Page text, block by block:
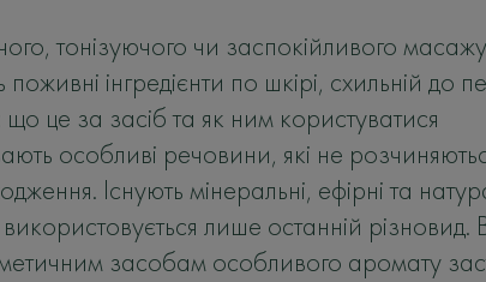
тонізуючого чи заспокійливого
поживні інгредієнти по шкірі, схильній до
що це за засіб та як ним користуватися
особливі речовини, які не
Існують мінеральні, ефірні та
використовується лише останній
засобам особливого аромату